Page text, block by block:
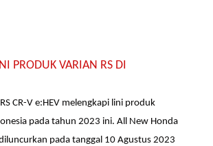
PRODUK VARIAN RS DI
CR-V e:HEV melengkapi lini produk
pada tahun 2023 ini. All New Honda
diluncurkan pada tanggal 10 Agustus 2023